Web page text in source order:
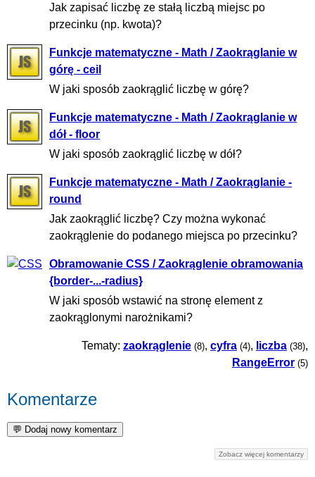
Jak zapisać liczbę ze stałą liczbą miejsc po
przecinku (np. kwota)?
Funkcje matematyczne - Math / Zaokrąglanie w
górę - ceil
W jaki sposób zaokrąglić liczbę w górę?
Funkcje matematyczne - Math / Zaokrąglanie w
dół - floor
W jaki sposób zaokrąglić liczbę w dół?
Funkcje matematyczne - Math / Zaokrąglanie -
round
Jak zaokrąglić liczbę? Czy można wykonać
zaokrąglenie do podanego miejsca po przecinku?
Obramowanie CSS / Zaokrąglenie obramowania
{border-...-radius}
W jaki sposób wstawić na stronę element z
zaokrąglonymi narożnikami?
Tematy: zaokrąglenie (8), cyfra (4), liczba (38),
RangeError (5)
Komentarze
Zobacz więcej komentarzy